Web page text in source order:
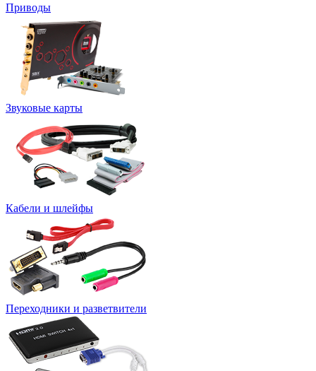
Приводы
Звуковые карты
Кабели и шлейфы
Переходники и разветвители